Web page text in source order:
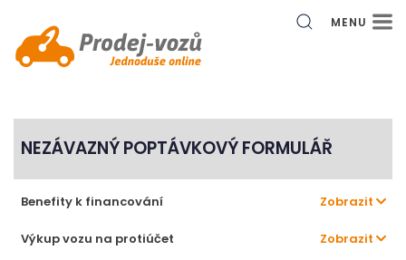
MENU
NEZÁVAZNÝ POPTÁVKOVÝ FORMULÁŘ
Benefity k financování Zobrazit
Výkup vozu na protiúčet Zobrazit